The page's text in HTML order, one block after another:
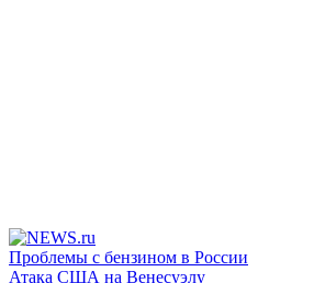
Проблемы с бензином в России
Атака США на Венесуэлу